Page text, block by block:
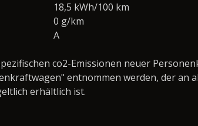
18,5 kWh/100 km
0 g/km
A
co2-Emissionen neuer
entnommen werden, der an
erhältlich ist.